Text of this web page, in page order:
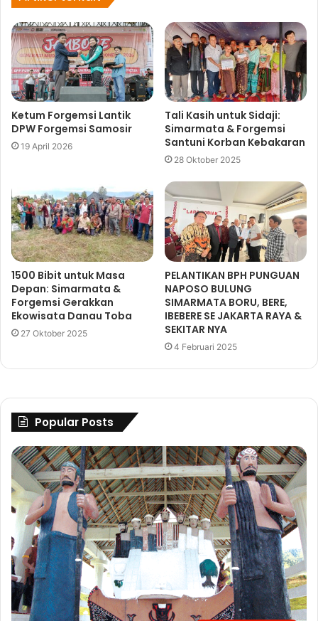
Ketum Forgemsi Lantik
DPW Forgemsi Samosir
19 April 2026
Tali Kasih untuk Sidaji:
Simarmata & Forgemsi
Santuni Korban Kebakaran
28 Oktober 2025
1500 Bibit untuk Masa
Depan: Simarmata &
Forgemsi Gerakkan
Ekowisata Danau Toba
27 Oktober 2025
PELANTIKAN BPH PUNGUAN
NAPOSO BULUNG
SIMARMATA BORU, BERE,
IBEBERE SE JAKARTA RAYA &
SEKITAR NYA
4 Februari 2025
Popular Posts